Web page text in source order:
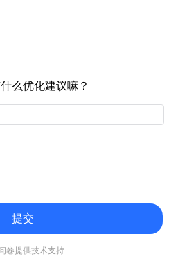
么优化建议嘛？
提交
卷提供技术支持